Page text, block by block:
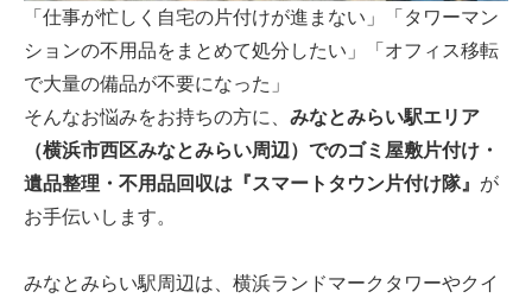
「仕事が忙しく自宅の片付けが進まない」「タワーマン
ションの不用品をまとめて処分したい」「オフィス移転
で大量の備品が不要になった」
そんなお悩みをお持ちの方に、 みなとみらい駅エリア
（横浜市西区みなとみらい周辺）でのゴミ屋敷片付け・
遺品整理・不用品回収は『スマートタウン片付け隊』 が
お手伝いします。
みなとみらい駅周辺は、横浜ランドマークタワーやクイ